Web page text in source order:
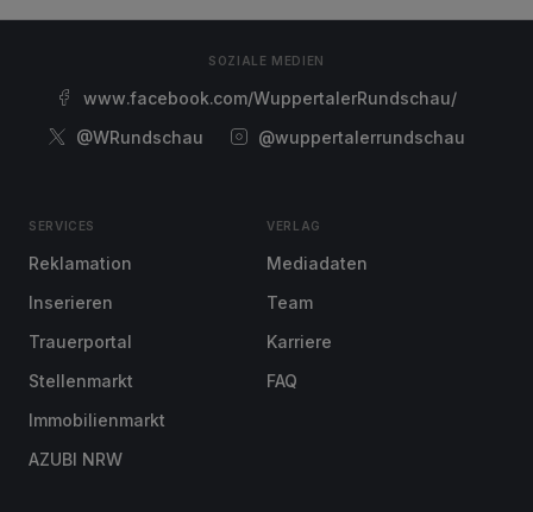
SOZIALE MEDIEN
www.facebook.com/WuppertalerRundschau/
@WRundschau
@wuppertalerrundschau
SERVICES
Reklamation
Inserieren
Trauerportal
Stellenmarkt
Immobilienmarkt
AZUBI NRW
VERLAG
Mediadaten
Team
Karriere
FAQ